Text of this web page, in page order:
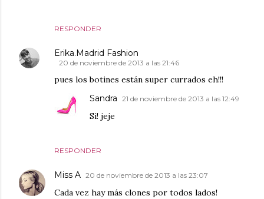
RESPONDER
Erika.Madrid Fashion
20 de noviembre de 2013 a las 21:46
pues los botines están super currados eh!!!
RESPONDER
Sandra 21 de noviembre de 2013 a las 12:49
Si! jeje
Miss A 20 de noviembre de 2013 a las 23:07
Cada vez hay más clones por todos lados!